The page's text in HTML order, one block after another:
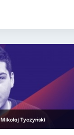
Mikołaj Tyczyński